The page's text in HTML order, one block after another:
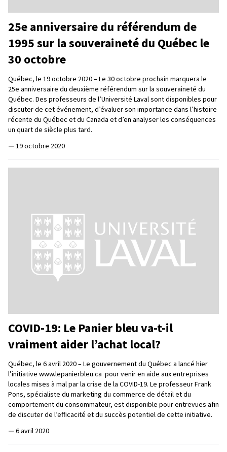
25e anniversaire du référendum de
1995 sur la souveraineté du Québec le
30 octobre
Québec, le 19 octobre 2020 – Le 30 octobre prochain marquera le
25e anniversaire du deuxième référendum sur la souveraineté du
Québec. Des professeurs de l’Université Laval sont disponibles pour
discuter de cet événement, d’évaluer son importance dans l’histoire
récente du Québec et du Canada et d’en analyser les conséquences
un quart de siècle plus tard.
— 19 octobre 2020
COVID-19: Le Panier bleu va-t-il
vraiment aider l’achat local?
Québec, le 6 avril 2020 – Le gouvernement du Québec a lancé hier
l’initiative www.lepanierbleu.ca pour venir en aide aux entreprises
locales mises à mal par la crise de la COVID-19. Le professeur Frank
Pons, spécialiste du marketing du commerce de détail et du
comportement du consommateur, est disponible pour entrevues afin
de discuter de l’efficacité et du succès potentiel de cette initiative.
— 6 avril 2020